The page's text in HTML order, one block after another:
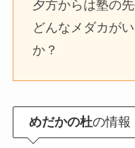
夕方からは塾の
どんなメダカが
か？
めだかの杜の情報